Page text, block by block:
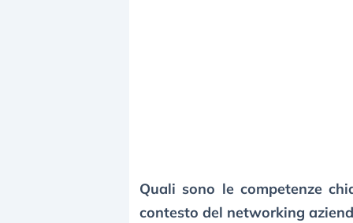
Quali sono le competenze
contesto del networking